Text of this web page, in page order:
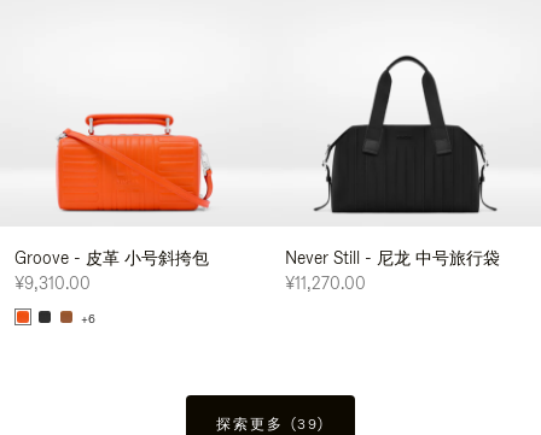
Groove - 皮革 小号斜挎包
¥9,310.00
+6
Never Still - 尼龙 中号旅行袋
¥11,270.00
探索更多 (39)